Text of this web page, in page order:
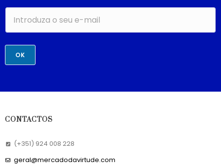
OK
CONTACTOS
(+351) 924 008 228
geral@mercadodavirtude.com